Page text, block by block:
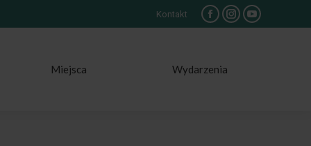
Kontakt
Facebook
Instagram
YouTube
Miejsca Wydarzenia